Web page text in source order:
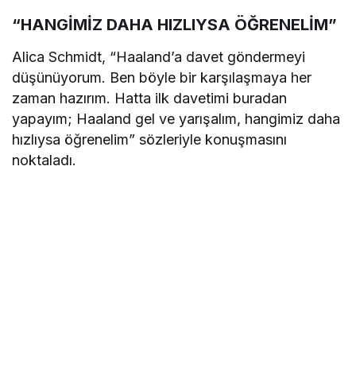
“HANGİMİZ DAHA HIZLIYSA ÖĞRENELİM”
Alica Schmidt, “Haaland’a davet göndermeyi
düşünüyorum. Ben böyle bir karşılaşmaya her
zaman hazırım. Hatta ilk davetimi buradan
yapayım; Haaland gel ve yarışalım, hangimiz daha
hızlıysa öğrenelim” sözleriyle konuşmasını
noktaladı.